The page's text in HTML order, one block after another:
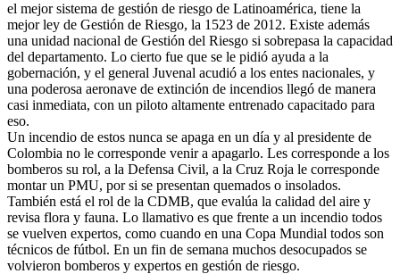
el mejor sistema de gestión de riesgo de Latinoamérica, tiene la
mejor ley de Gestión de Riesgo, la 1523 de 2012. Existe además
una unidad nacional de Gestión del Riesgo si sobrepasa la capacidad
del departamento. Lo cierto fue que se le pidió ayuda a la
gobernación, y el general Juvenal acudió a los entes nacionales, y
una poderosa aeronave de extinción de incendios llegó de manera
casi inmediata, con un piloto altamente entrenado capacitado para
eso.
Un incendio de estos nunca se apaga en un día y al presidente de
Colombia no le corresponde venir a apagarlo. Les corresponde a los
bomberos su rol, a la Defensa Civil, a la Cruz Roja le corresponde
montar un PMU, por si se presentan quemados o insolados.
También está el rol de la CDMB, que evalúa la calidad del aire y
revisa flora y fauna. Lo llamativo es que frente a un incendio todos
se vuelven expertos, como cuando en una Copa Mundial todos son
técnicos de fútbol. En un fin de semana muchos desocupados se
volvieron bomberos y expertos en gestión de riesgo.